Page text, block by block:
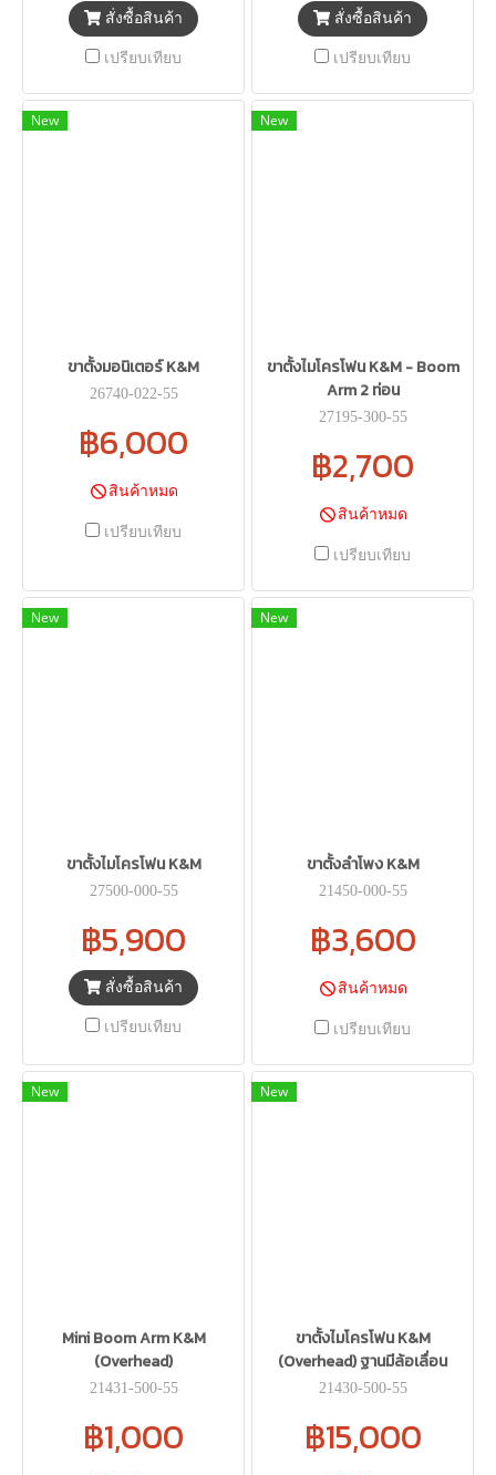
สั่งซื้อสินค้า
เปรียบเทียบ
สั่งซื้อสินค้า
เปรียบเทียบ
New
ขาตั้งมอนิเตอร์ K&M
26740-022-55
฿6,000
สินค้าหมด
เปรียบเทียบ
New
ขาตั้งไมโครโฟน K&M - Boom
Arm 2 ท่อน
27195-300-55
฿2,700
สินค้าหมด
เปรียบเทียบ
New
ขาตั้งไมโครโฟน K&M
27500-000-55
฿5,900
สั่งซื้อสินค้า
เปรียบเทียบ
New
ขาตั้งลำโพง K&M
21450-000-55
฿3,600
สินค้าหมด
เปรียบเทียบ
New
Mini Boom Arm K&M
(Overhead)
21431-500-55
฿1,000
New
ขาตั้งไมโครโฟน K&M
(Overhead) ฐานมีล้อเลื่อน
21430-500-55
฿15,000